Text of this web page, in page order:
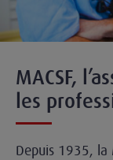
MACSF,
les
Depuis 1935, la